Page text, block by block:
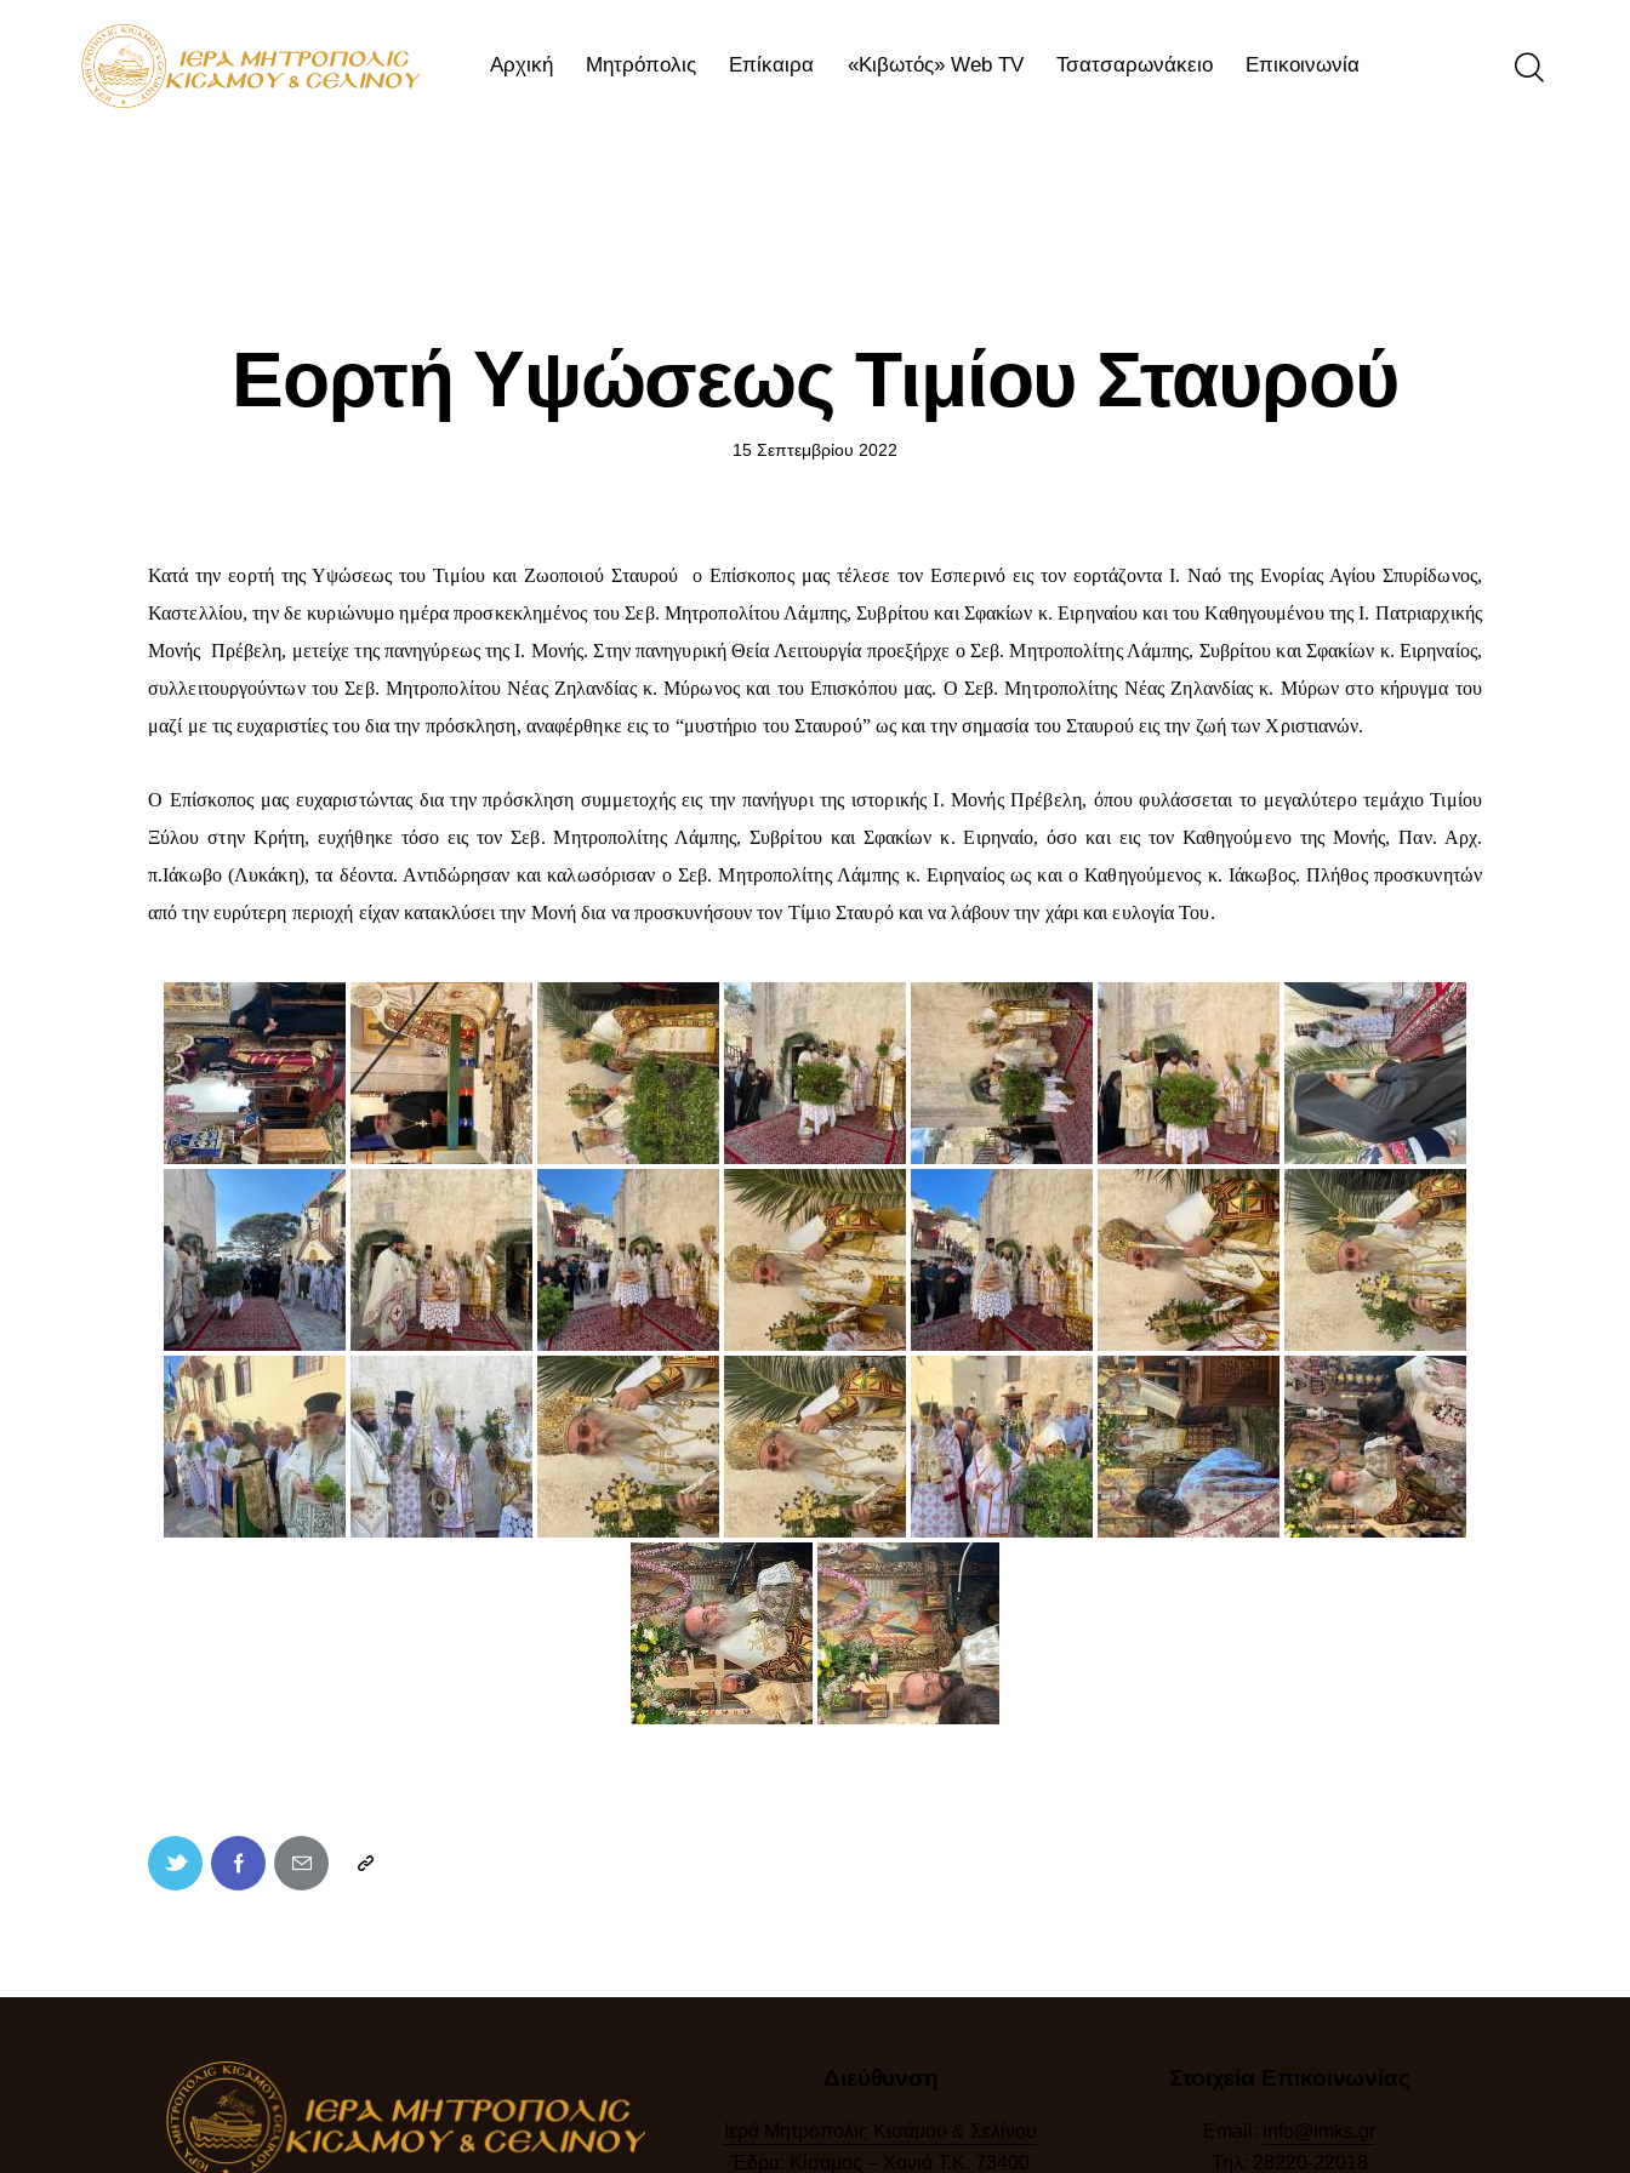
Αρχική Μητρόπολις Επίκαιρα «Κιβωτός» Web TV Τσατσαρωνάκειο Επικοινωνία
Εορτή Υψώσεως Τιμίου Σταυρού
15 Σεπτεμβρίου 2022
Κατά την εορτή της Υψώσεως του Τιμίου και Ζωοποιού Σταυρού ο Επίσκοπος μας τέλεσε τον Εσπερινό εις τον εορτάζοντα Ι. Ναό της Ενορίας Αγίου Σπυρίδωνος,
Καστελλίου, την δε κυριώνυμο ημέρα προσκεκλημένος του Σεβ. Μητροπολίτου Λάμπης, Συβρίτου και Σφακίων κ. Ειρηναίου και του Καθηγουμένου της Ι. Πατριαρχικής
Μονής Πρέβελη, μετείχε της πανηγύρεως της Ι. Μονής. Στην πανηγυρική Θεία Λειτουργία προεξήρχε ο Σεβ. Μητροπολίτης Λάμπης, Συβρίτου και Σφακίων κ. Ειρηναίος,
συλλειτουργούντων του Σεβ. Μητροπολίτου Νέας Ζηλανδίας κ. Μύρωνος και του Επισκόπου μας. Ο Σεβ. Μητροπολίτης Νέας Ζηλανδίας κ. Μύρων στο κήρυγμα του
μαζί με τις ευχαριστίες του δια την πρόσκληση, αναφέρθηκε εις το “μυστήριο του Σταυρού” ως και την σημασία του Σταυρού εις την ζωή των Χριστιανών.
Ο Επίσκοπος μας ευχαριστώντας δια την πρόσκληση συμμετοχής εις την πανήγυρι της ιστορικής Ι. Μονής Πρέβελη, όπου φυλάσσεται το μεγαλύτερο τεμάχιο Τιμίου
Ξύλου στην Κρήτη, ευχήθηκε τόσο εις τον Σεβ. Μητροπολίτης Λάμπης, Συβρίτου και Σφακίων κ. Ειρηναίο, όσο και εις τον Καθηγούμενο της Μονής, Παν. Αρχ.
π.Ιάκωβο (Λυκάκη), τα δέοντα. Αντιδώρησαν και καλωσόρισαν ο Σεβ. Μητροπολίτης Λάμπης κ. Ειρηναίος ως και ο Καθηγούμενος κ. Ιάκωβος. Πλήθος προσκυνητών
από την ευρύτερη περιοχή είχαν κατακλύσει την Μονή δια να προσκυνήσουν τον Τίμιο Σταυρό και να λάβουν την χάρι και ευλογία Του.
Διεύθυνση
Ιερά Μητρόπολις Κισάμου & Σελίνου
Έδρα: Κίσαμος – Χανιά Τ.Κ. 73400
Στοιχεία Επικοινωνίας
Email: info@imks.gr
Τηλ: 28220-22018